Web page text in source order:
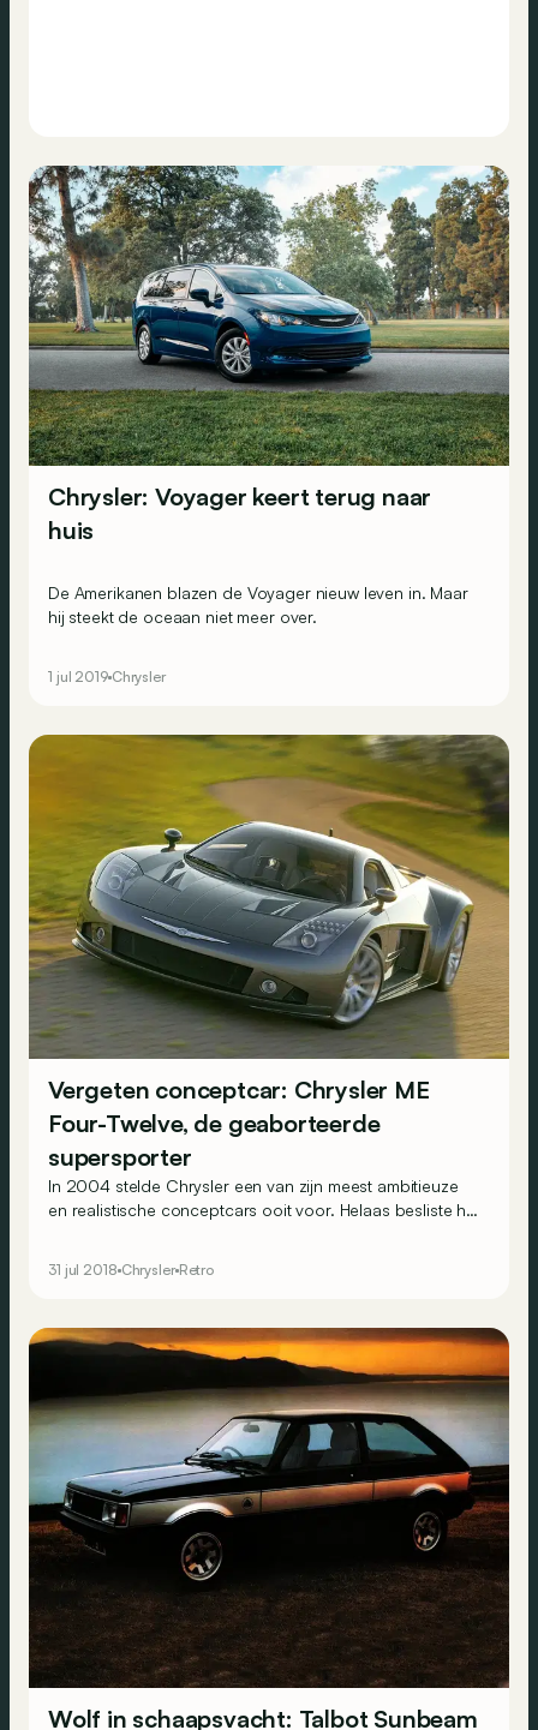
Chrysler: Voyager keert terug naar
huis
De Amerikanen blazen de Voyager nieuw leven in. Maar
hij steekt de oceaan niet meer over.
1 jul 2019 Chrysler
Vergeten conceptcar: Chrysler ME
Four-Twelve, de geaborteerde
supersporter
In 2004 stelde Chrysler een van zijn meest ambitieuze
en realistische conceptcars ooit voor. Helaas besliste het
31 jul 2018 Chrysler Retro
Wolf in schaapsvacht: Talbot Sunbeam